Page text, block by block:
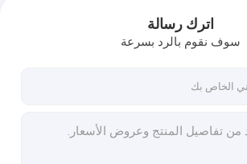
اترك رسالة
سوف نقوم بالرد بسرعة